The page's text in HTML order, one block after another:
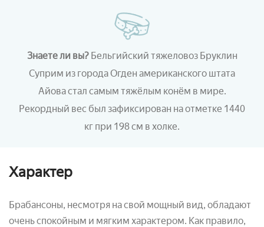
Знаете ли вы? Бельгийский тяжеловоз Бруклин
Суприм из города Огден американского штата
Айова стал самым тяжёлым конём в мире.
Рекордный вес был зафиксирован на отметке 1440
кг при 198 см в холке.
Характер
Брабансоны, несмотря на свой мощный вид, обладают
очень спокойным и мягким характером. Как правило,